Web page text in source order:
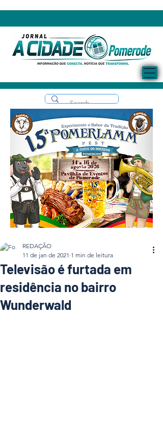
Televisão é furtada em
residência no bairro
Wunderwald
REDAÇÃO
11 de jan de 2021 1 min de leitura